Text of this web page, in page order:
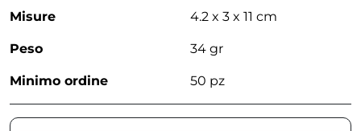
Misure 4.2 x 3 x 11 cm
Peso 34 gr
Minimo ordine 50 pz